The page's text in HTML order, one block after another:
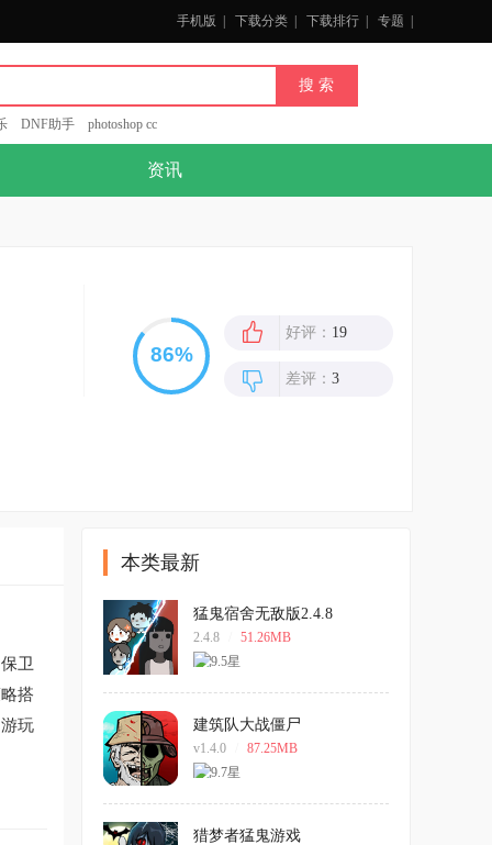
手机版 下载分类 下载排行 专题
DNF助手 photoshop cc
资讯
好评： 19
差评： 3
卫
搭
玩
本类最新
猛鬼宿舍无敌版2.4.8
2.4.8 51.26MB
建筑队大战僵尸
v1.4.0 87.25MB
猎梦者猛鬼游戏